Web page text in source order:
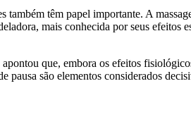
também têm papel importante. A
mais conhecida por seus efeitos
que, embora os efeitos
são elementos considerados